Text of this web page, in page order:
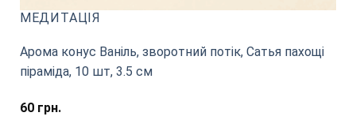
МЕДИТАЦІЯ
Арома конус Ваніль, зворотний потік, Сатья пахощі
піраміда, 10 шт, 3.5 см
60грн.